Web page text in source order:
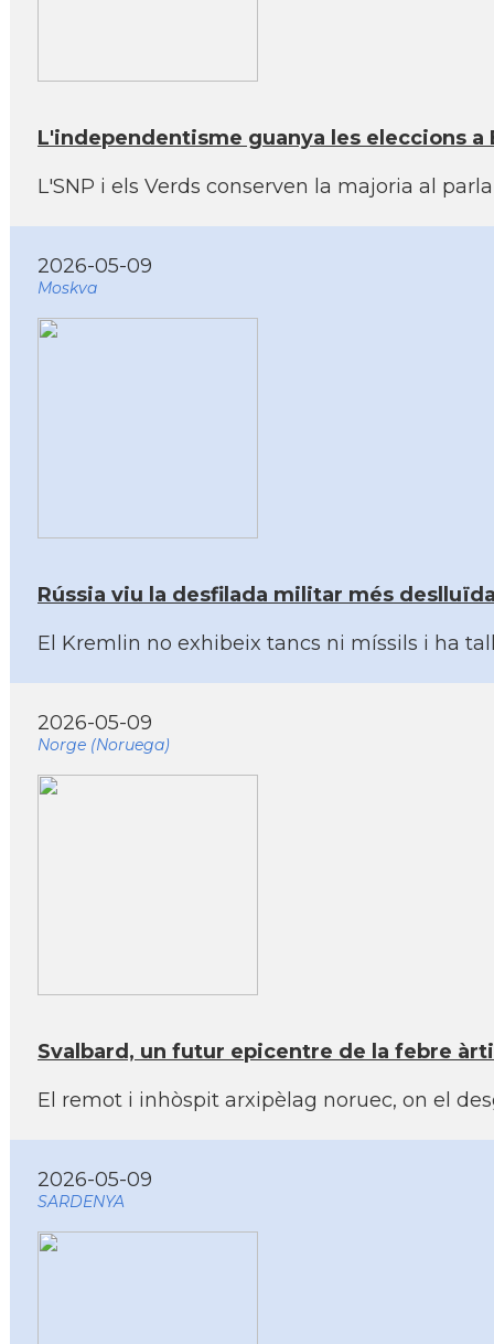
L'independentisme guanya les eleccions a
L'SNP i els Verds conserven la majoria al
2026-05-09
Moskva
Rússia viu la desfilada militar més
El Kremlin no exhibeix tancs ni míssils i ha
2026-05-09
Norge (Noruega)
Svalbard, un futur epicentre de la febre
El remot i inhòspit arxipèlag noruec, on el
2026-05-09
SARDENYA